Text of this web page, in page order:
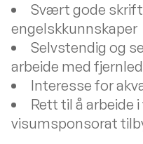
Svært gode
engelskkunnskaper
Selvstendig og
arbeide med
Interesse for
Rett til å arbeide
visumsponsorat